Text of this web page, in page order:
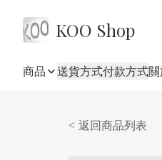
KOO Shop
商品 送貨方式付款方式
< 返回商品列表